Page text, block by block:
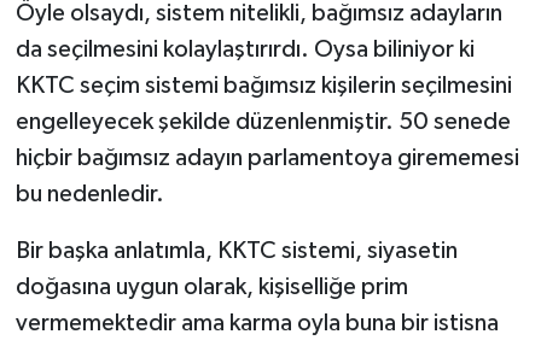
Öyle olsaydı, sistem nitelikli, bağımsız adayların
da seçilmesini kolaylaştırırdı. Oysa biliniyor ki
KKTC seçim sistemi bağımsız kişilerin seçilmesini
engelleyecek şekilde düzenlenmiştir. 50 senede
hiçbir bağımsız adayın parlamentoya girememesi
bu nedenledir.
Bir başka anlatımla, KKTC sistemi, siyasetin
doğasına uygun olarak, kişiselliğe prim
vermemektedir ama karma oyla buna bir istisna